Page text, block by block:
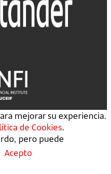
mejorar su experiencia.
de Cookies.
pero puede
Acepto